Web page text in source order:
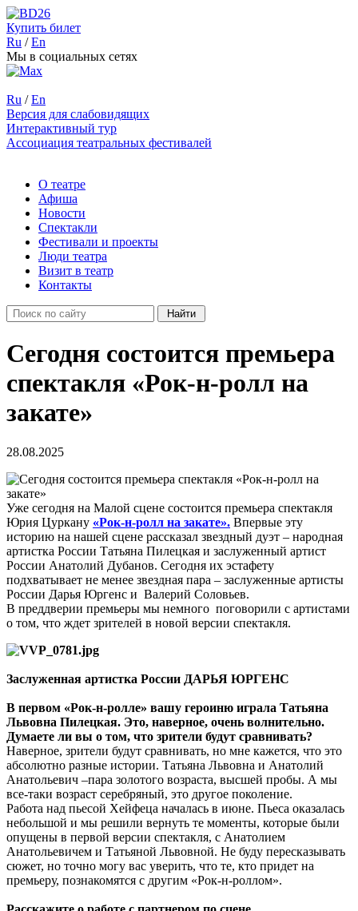
Купить билет
Ru /En
Мы в социальных сетях
Ru / En
Версия для слабовидящих
Интерактивный тур
Ассоциация театральных фестивалей
О театре
Афиша
Новости
Спектакли
Фестивали и проекты
Люди театра
Визит в театр
Контакты
Сегодня состоится премьера
спектакля «Рок-н-ролл на
закате»
28.08.2025
Уже сегодня на Малой сцене состоится премьера спектакля
Юрия Цуркану «Рок-н-ролл на закате». Впервые эту
историю на нашей сцене рассказал звездный дуэт – народная
артистка России Татьяна Пилецкая и заслуженный артист
России Анатолий Дубанов. Сегодня их эстафету
подхватывает не менее звездная пара – заслуженные артисты
России Дарья Юргенс и Валерий Соловьев.
В преддверии премьеры мы немного поговорили с артистами
о том, что ждет зрителей в новой версии спектакля.
Заслуженная артистка России ДАРЬЯ ЮРГЕНС
В первом «Рок-н-ролле» вашу героиню играла Татьяна
Львовна Пилецкая. Это, наверное, очень волнительно.
Думаете ли вы о том, что зрители будут сравнивать?
Наверное, зрители будут сравнивать, но мне кажется, что это
абсолютно разные истории. Татьяна Львовна и Анатолий
Анатольевич –пара золотого возраста, высшей пробы. А мы
все-таки возраст серебряный, это другое поколение.
Работа над пьесой Хейфеца началась в июне. Пьеса оказалась
небольшой и мы решили вернуть те моменты, которые были
опущены в первой версии спектакля, с Анатолием
Анатольевичем и Татьяной Львовной. Не буду пересказывать
сюжет, но точно могу вас уверить, что те, кто придет на
премьеру, познакомятся с другим «Рок-н-роллом».